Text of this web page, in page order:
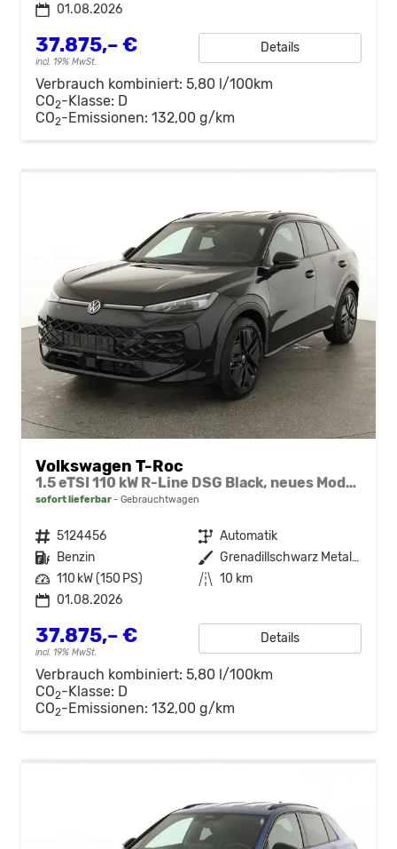
01.08.2026
37.875,– €
incl. 19% MwSt.
Details
Verbrauch kombiniert: 5,80 l/100km
CO2-Klasse: D
CO2-Emissionen: 132,00 g/km
Volkswagen T-Roc
1.5 eTSI 110 kW R-Line DSG Black, neues Modell, 19-Zoll, Winter, sofort
sofort lieferbar Gebrauchtwagen
Fahrzeugnr. 5124456 Getriebe Automatik
Kraftstoff Benzin Außenfarbe
Grenadillschwarz Metallic
Leistung 110 kW (150 PS) Kilometerstand 10 km
01.08.2026
37.875,– €
incl. 19% MwSt.
Details
Verbrauch kombiniert: 5,80 l/100km
CO2-Klasse: D
CO2-Emissionen: 132,00 g/km